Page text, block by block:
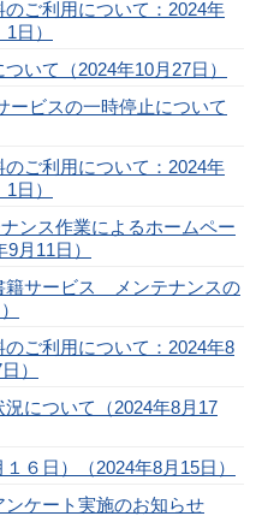
ご利用について：2024年
日）
いて（2024年10月27日）
ービスの一時停止について
ご利用について：2024年
日）
ンス作業によるホームペー
月11日）
籍サービス メンテナンスの
ご利用について：2024年8
）
について（2024年8月17
６日）（2024年8月15日）
ケート実施のお知らせ